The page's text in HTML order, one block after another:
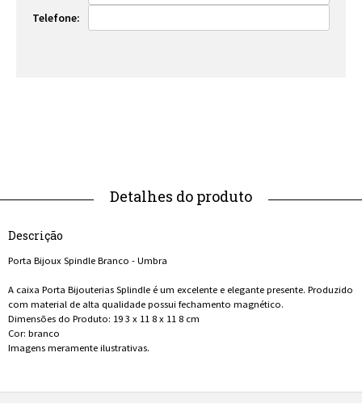
Telefone:
Descrição
Porta Bijoux Spindle Branco - Umbra
A caixa Porta Bijouterias Splindle é um excelente e elegante presente. Produzido
com material de alta qualidade possui fechamento magnético.
Dimensões do Produto: 19 3 x 11 8 x 11 8 cm
Cor: branco
Imagens meramente ilustrativas.